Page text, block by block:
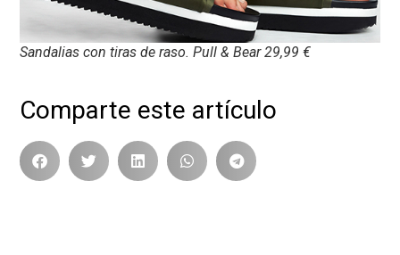
Sandalias con tiras de raso. Pull & Bear 29,99 €
Comparte este artículo